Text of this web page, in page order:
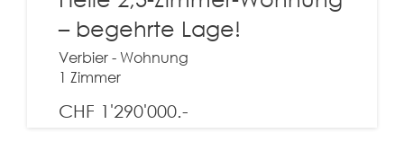
– begehrte Lage!
Verbier - Wohnung
1 Zimmer
CHF 1'290'000.-